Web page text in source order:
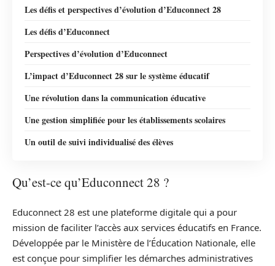
Les défis et perspectives d’évolution d’Educonnect 28
Les défis d’Educonnect
Perspectives d’évolution d’Educonnect
L’impact d’Educonnect 28 sur le système éducatif
Une révolution dans la communication éducative
Une gestion simplifiée pour les établissements scolaires
Un outil de suivi individualisé des élèves
Qu’est-ce qu’Educonnect 28 ?
Educonnect 28 est une plateforme digitale qui a pour
mission de faciliter l’accès aux services éducatifs en France.
Développée par le Ministère de l’Éducation Nationale, elle
est conçue pour simplifier les démarches administratives